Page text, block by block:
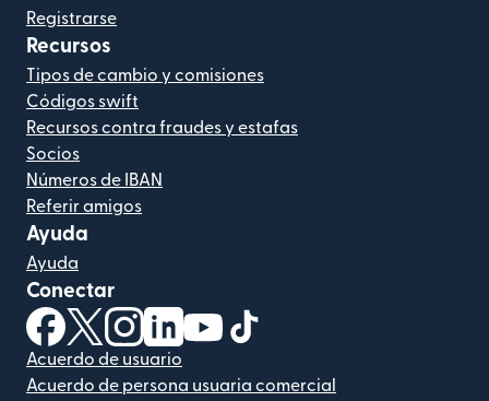
Registrarse
Recursos
Tipos de cambio y comisiones
Códigos swift
Recursos contra fraudes y estafas
Socios
Números de IBAN
Referir amigos
Ayuda
Ayuda
Conectar
(se abre en una ventana nueva)
(se abre en una ventana nueva)
(se abre en una ventana nueva)
(se abre en una ventana nueva)
(se abre en una ventana nueva)
Acuerdo de usuario
Acuerdo de persona usuaria comercial